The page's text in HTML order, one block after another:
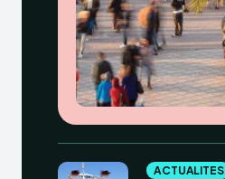
ACTUALITES